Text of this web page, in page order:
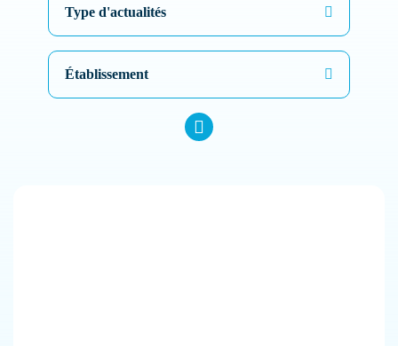
Type d'actualités
Établissement